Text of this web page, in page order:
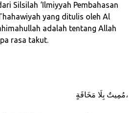
Silsilah ‘Ilmiyyah Pembahasan
yang ditulis oleh Al
adalah tentang Allah
rasa takut.
مُمِيتٌ بِلَا مَخَافَةٍ،